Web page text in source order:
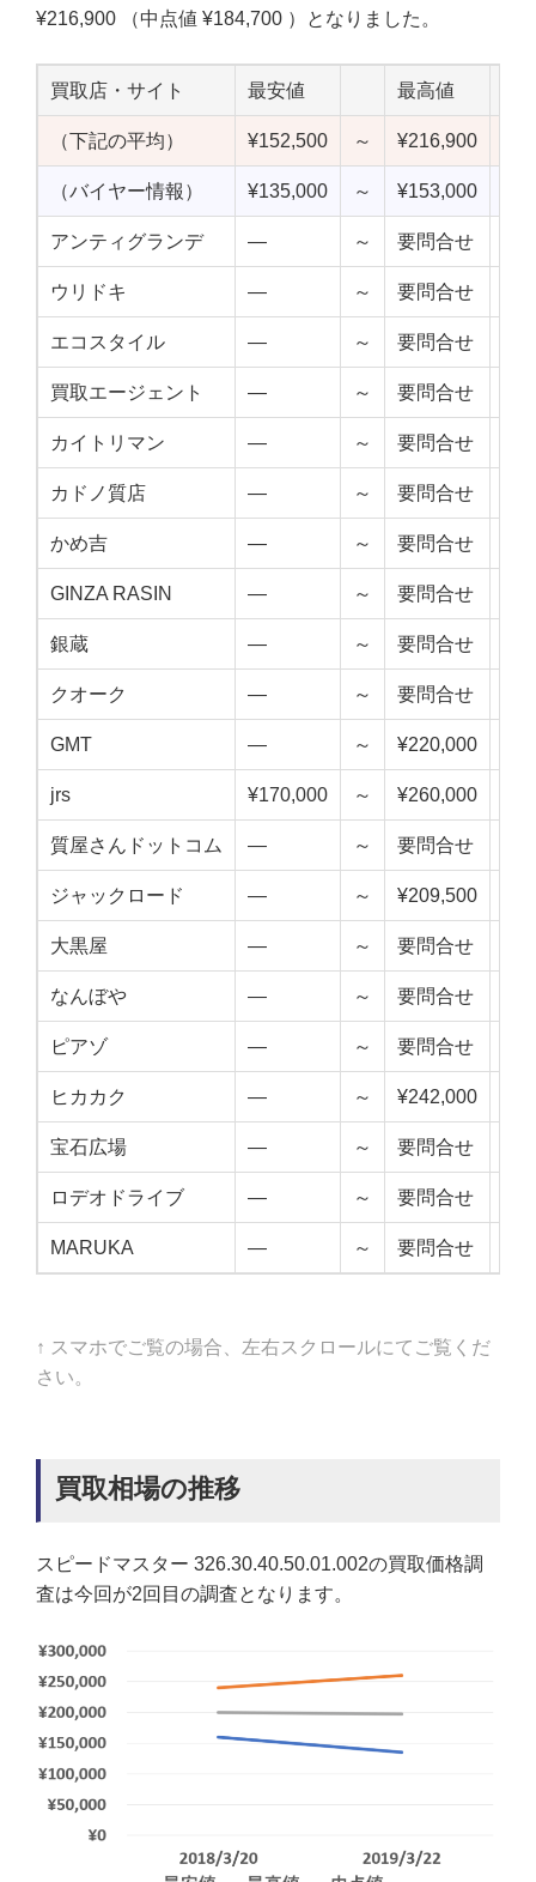
¥216,900 （中点値 ¥184,700 ）となりました。
買取店・サイト 最安値 最高値
（下記の平均） ¥152,500 ～ ¥216,900
（バイヤー情報） ¥135,000 ～ ¥153,000
アンティグランデ — ～ 要問合せ
ウリドキ — ～ 要問合せ
エコスタイル — ～ 要問合せ
買取エージェント — ～ 要問合せ
カイトリマン — ～ 要問合せ
カドノ質店 — ～ 要問合せ
かめ吉 — ～ 要問合せ
GINZA RASIN — ～ 要問合せ
銀蔵 — ～ 要問合せ
クオーク — ～ 要問合せ
GMT — ～ ¥220,000
jrs ¥170,000 ～ ¥260,000
質屋さんドットコム — ～ 要問合せ
ジャックロード — ～ ¥209,500
大黒屋 — ～ 要問合せ
なんぼや — ～ 要問合せ
ピアゾ — ～ 要問合せ
ヒカカク — ～ ¥242,000
宝石広場 — ～ 要問合せ
ロデオドライブ — ～ 要問合せ
MARUKA — ～ 要問合せ
↑ スマホでご覧の場合、左右スクロールにてご覧くだ
さい。
買取相場の推移
スピードマスター 326.30.40.50.01.002の買取価格調
査は今回が2回目の調査となります。